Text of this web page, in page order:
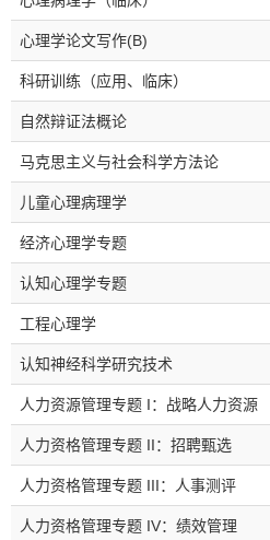
心理学论文写作(B)
科研训练（应用、临床）
自然辩证法概论
马克思主义与社会科学方法论
儿童心理病理学
经济心理学专题
认知心理学专题
工程心理学
认知神经科学研究技术
人力资源管理专题 I：战略人力资源
人力资格管理专题 II：招聘甄选
人力资格管理专题 III：人事测评
人力资格管理专题 IV：绩效管理